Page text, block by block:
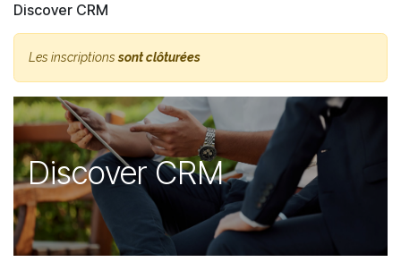
Discover CRM
Les inscriptionssont clôturées
Discover CRM